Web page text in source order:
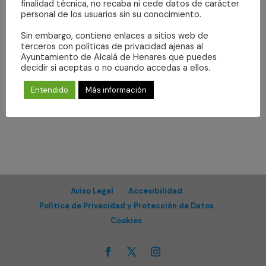
vistas
Suscribirse al calendario
Aviso Legal
Accesibilidad
Política de Privacidad y Protección de Datos
Cookies
finalidad técnica, no recaba ni cede datos de carácter
personal de los usuarios sin su conocimiento.
Sin embargo, contiene enlaces a sitios web de
terceros con políticas de privacidad ajenas al
Ayuntamiento de Alcalá de Henares que puedes
decidir si aceptas o no cuando accedas a ellos.
Entendido Más información